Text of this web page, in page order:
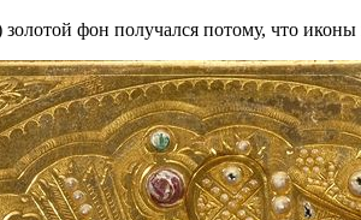
фон получался потому, что